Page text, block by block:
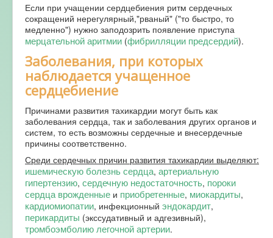
Если при учащении сердцебиения ритм сердечных
сокращений нерегулярный,"рваный" ("то быстро, то
медленно") нужно заподозрить появление приступа
мерцательной аритмии (фибрилляции предсердий).
Заболевания, при которых
наблюдается учащенное
сердцебиение
Причинами развития тахикардии могут быть как
заболевания сердца, так и заболевания других органов и
систем, то есть возможны сердечные и внесердечные
причины соответственно.
Среди сердечных причин развития тахикардии выделяют:
ишемическую болезнь сердца, артериальную
гипертензию, сердечную недостаточность, пороки
сердца врожденные и приобретенные, миокардиты,
кардиомиопатии, инфекционный эндокардит,
перикардиты (экссудативный и адгезивный),
тромбоэмболию легочной артерии.